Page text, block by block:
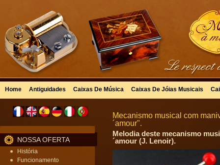
Home Antiguidades Caixas De Música Caixas De Jóias Musicais
NOSSA OFERTA
História
Funcionamento
Mecanismo musical com
´amour".
Melodia deste mecanismo
´amour (J. Lenoir).